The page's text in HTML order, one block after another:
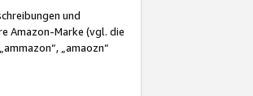
und
Amazon-Marke (vgl. die
„amaozn“